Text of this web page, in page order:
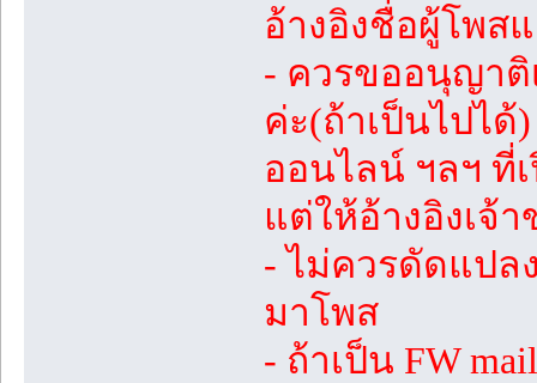
อ้างอิงชื่อผู้โพส
- ควรขออนุญาติ
ค่ะ(ถ้าเป็นไปไ
ออนไลน์ ฯลฯ ที่
แต่ให้อ้างอิงเจ้
- ไม่ควรดัดแปล
มาโพส
- ถ้าเป็น FW